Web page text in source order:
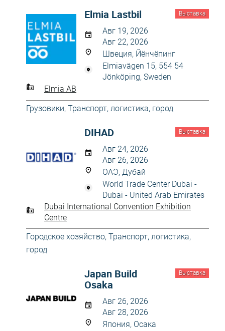
Выставка
Elmia Lastbil
Авг 19, 2026
Авг 22, 2026
Швеция, Йёнчёпинг
Elmiavägen 15, 554 54
Jönköping, Sweden
Elmia AB
Грузовики, Транспорт, логистика, город
Выставка
DIHAD
Авг 24, 2026
Авг 26, 2026
ОАЭ, Дубай
World Trade Center Dubai -
Dubai - United Arab Emirates
Dubai International Convention Exhibition
Centre
Городское хозяйство, Транспорт, логистика,
город
Выставка
Japan Build
Osaka
Авг 26, 2026
Авг 28, 2026
Япония, Осака